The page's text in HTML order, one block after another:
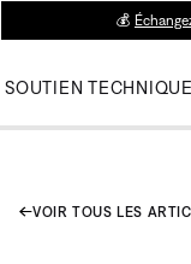
💰
SOUTIEN TECHNIQUE
VOIR TOUS LES